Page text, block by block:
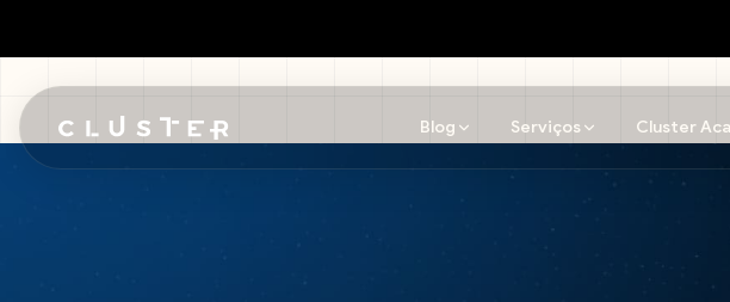
Blog Serviços Cluster